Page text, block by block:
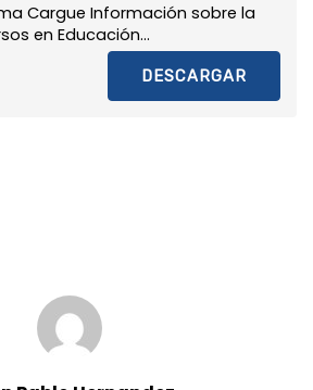
Cargue Información sobre la
en Educación...
DESCARGAR